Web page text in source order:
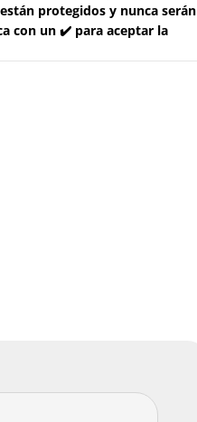
protegidos y nunca serán
con un ✔️ para aceptar la